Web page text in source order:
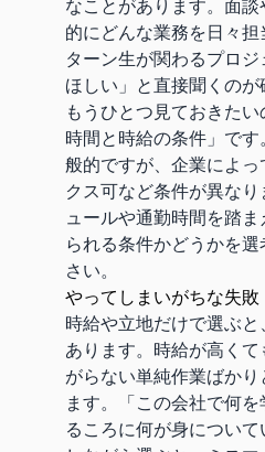
なことがあります。面
的にどんな業務を日々
ターン生が関わるプロ
ほしい」と直接聞くのが
もうひとつ見ておきた
時間と時給の条件」で
般的ですが、企業によ
クス可など条件が異な
ュールや通勤時間を踏
られる条件かどうかを
さい。
やってしまいがちな失敗
時給や立地だけで選ぶ
あります。時給が高く
がらない単純作業ばか
ます。「この会社で何
るころに何が身につい